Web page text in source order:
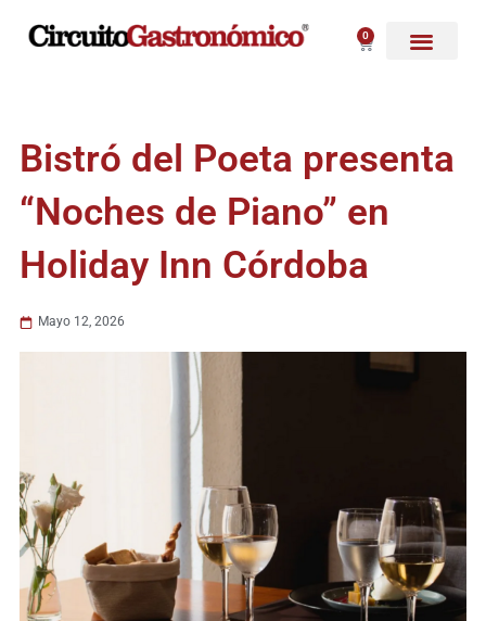
0
Carrito
Bistró del Poeta presenta
“Noches de Piano” en
Holiday Inn Córdoba
Mayo 12, 2026